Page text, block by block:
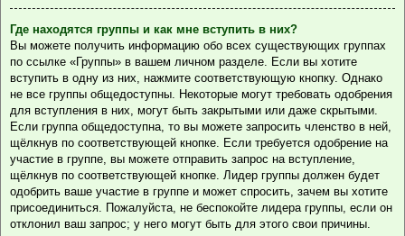
Где находятся группы и как мне вступить в них?
Вы можете получить информацию обо всех существующих группах
по ссылке «Группы» в вашем личном разделе. Если вы хотите
вступить в одну из них, нажмите соответствующую кнопку. Однако
не все группы общедоступны. Некоторые могут требовать одобрения
для вступления в них, могут быть закрытыми или даже скрытыми.
Если группа общедоступна, то вы можете запросить членство в ней,
щёлкнув по соответствующей кнопке. Если требуется одобрение на
участие в группе, вы можете отправить запрос на вступление,
щёлкнув по соответствующей кнопке. Лидер группы должен будет
одобрить ваше участие в группе и может спросить, зачем вы хотите
присоединиться. Пожалуйста, не беспокойте лидера группы, если он
отклонил ваш запрос; у него могут быть для этого свои причины.